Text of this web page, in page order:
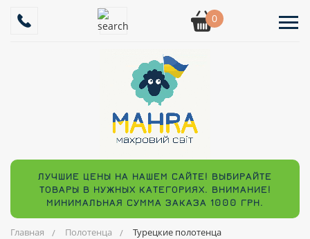
0
ЛУЧШИЕ ЦЕНЫ НА НАШЕМ САЙТЕ! ВЫБИРАЙТЕ
ТОВАРЫ В НУЖНЫХ КАТЕГОРИЯХ. ВНИМАНИЕ!
МИНИМАЛЬНАЯ СУММА ЗАКАЗА 1000 ГРН.
Главная Полотенца Турецкие полотенца